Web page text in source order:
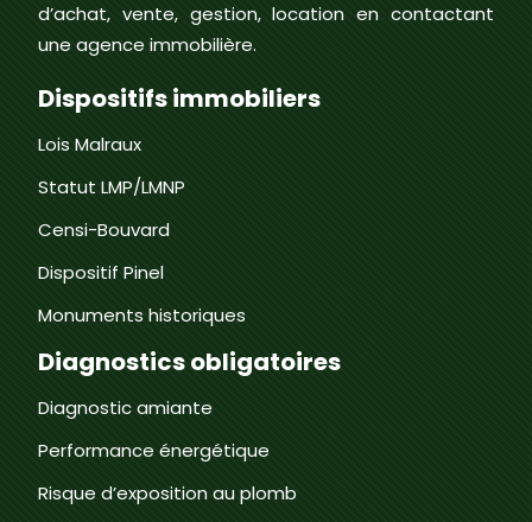
d’achat, vente, gestion, location en contactant
une agence immobilière.
Dispositifs immobiliers
Lois Malraux
Statut LMP/LMNP
Censi-Bouvard
Dispositif Pinel
Monuments historiques
Diagnostics obligatoires
Diagnostic amiante
Performance énergétique
Risque d’exposition au plomb